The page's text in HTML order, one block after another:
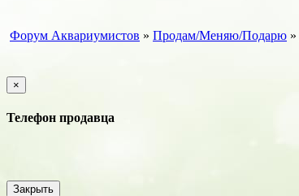
Форум Аквариумистов » Продам/Меняю/Подарю »
×
Телефон продавца
Закрыть